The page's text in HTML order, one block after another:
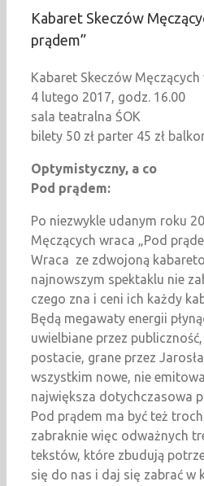
Kabaret Skeczów
prądem”
Kabaret Skeczów
4 lutego 2017, godz. 16.00
sala teatralna ŚOK
bilety 50 zł parter 45 zł
Optymistyczny, a co
Pod prądem:
Po niezwykle udanym roku
Męczących wraca „Pod
Wraca ze zdwojoną
najnowszym spektaklu nie
czego zna i ceni ich każdy
Będą megawaty energii
uwielbiane przez
postacie, grane przez
wszystkim nowe, nie
największa dotychczasowa
Pod prądem ma być też
zabraknie więc odważnych
tekstów, które zbudują
się do nas i daj się zabrać w